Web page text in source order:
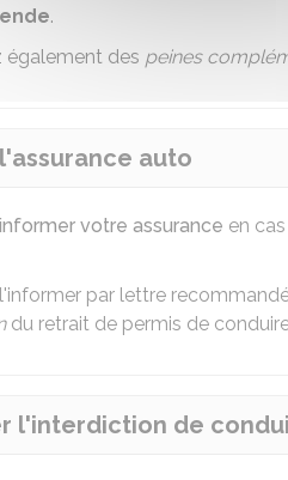
.
également des peines
auto
informer votre assurance en
par lettre
du retrait de permis de
l'interdiction de